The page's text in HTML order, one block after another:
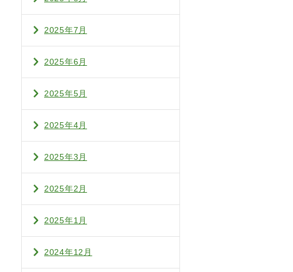
2025年7月
2025年6月
2025年5月
2025年4月
2025年3月
2025年2月
2025年1月
2024年12月